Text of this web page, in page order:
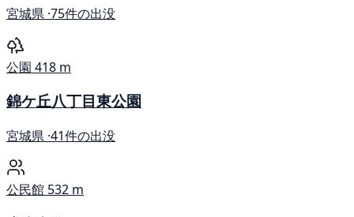
宮城県 ·75件の出没
公園 418 m
錦ケ丘八丁目東公園
宮城県 ·41件の出没
公民館 532 m